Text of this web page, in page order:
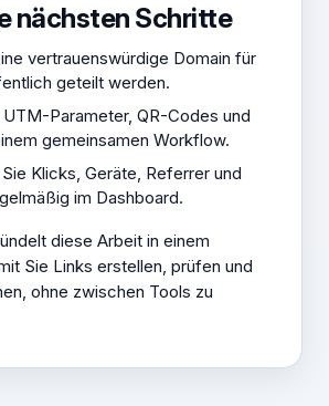
nächsten Schritte
vertrauenswürdige Domain für
geteilt werden.
UTM-Parameter, QR-Codes und
gemeinsamen Workflow.
Klicks, Geräte, Referrer und
im Dashboard.
diese Arbeit in einem
Sie Links erstellen, prüfen und
ohne zwischen Tools zu